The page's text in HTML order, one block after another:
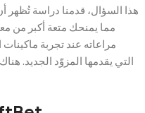
هذا السؤال، قدمنا ​​دراسة تُظهر
مما يمنحك متعة أكبر من
مراعاته عند تجربة ماكينات